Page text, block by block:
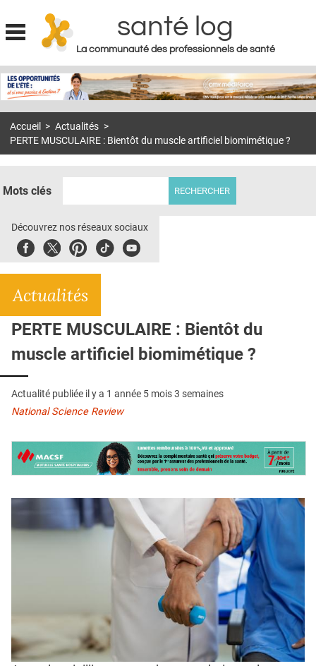
Jump to navigation
santé log
La communauté des professionnels de santé
MON COMPTE
S'ABONNER À LA REVUE SOIN À DOMICILE
DOSSIERS
E-REVUE SAD
L'APP
QUI SOMMES-NOUS ?
PUBLICITÉ
CONDITIONS GÉNÉRALES
CONTACT
Accueil > Actualités >
PERTE MUSCULAIRE : Bientôt du muscle artificiel biomimétique ?
Mots clés
Découvrez nos réseaux sociaux
FacebookTwitterPinterest
TiktokYoubute
Actualités
PERTE MUSCULAIRE : Bientôt du
muscle artificiel biomimétique ?
Actualité publiée il y a 1 année 5 mois 3 semaines
National Science Review